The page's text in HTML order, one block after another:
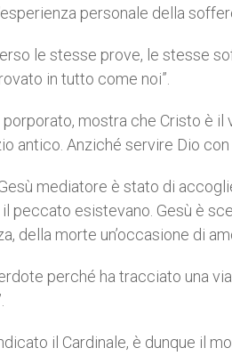
personale della
le stesse prove, le stesse
in tutto come noi”.
mostra che Cristo è
antico. Anziché servire Dio
mediatore è stato di
peccato esistevano. Gesù è
della morte un’occasione di
perché ha tracciato una
il Cardinale, è dunque il